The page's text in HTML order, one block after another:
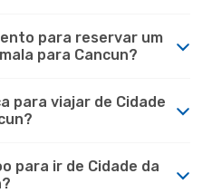
para reservar um
para Cancun?
para viajar de Cidade
para ir de Cidade da